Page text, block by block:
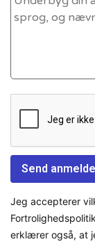
Jeg accepterer
erklærer også, at